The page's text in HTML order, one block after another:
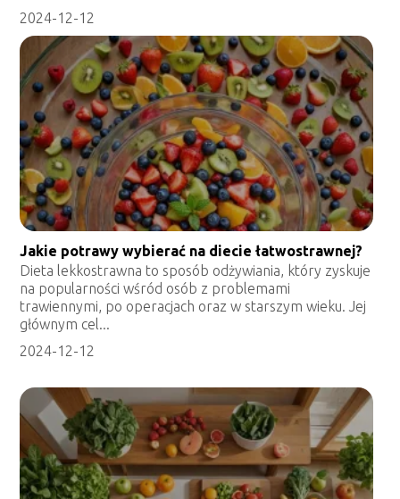
2024-12-12
Jakie potrawy wybierać na diecie łatwostrawnej?
Dieta lekkostrawna to sposób odżywiania, który zyskuje
na popularności wśród osób z problemami
trawiennymi, po operacjach oraz w starszym wieku. Jej
głównym cel...
2024-12-12